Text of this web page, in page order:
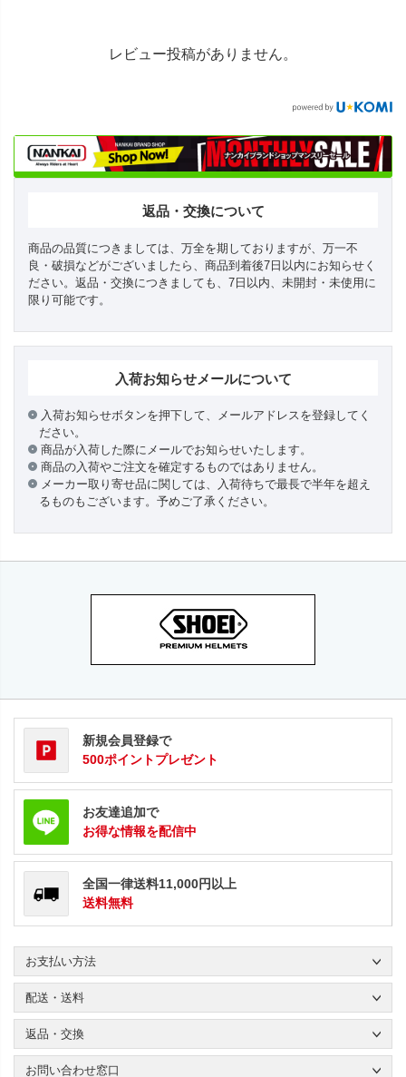
レビュー投稿がありません。
返品・交換について
商品の品質につきましては、万全を期しておりますが、万一不
良・破損などがございましたら、商品到着後7日以内にお知らせく
ださい。返品・交換につきましても、7日以内、未開封・未使用に
限り可能です。
入荷お知らせメールについて
入荷お知らせボタンを押下して、メールアドレスを登録してく
ださい。
商品が入荷した際にメールでお知らせいたします。
商品の入荷やご注文を確定するものではありません。
メーカー取り寄せ品に関しては、入荷待ちで最長で半年を超え
るものもございます。予めご了承ください。
新規会員登録で
500ポイントプレゼント
お友達追加で
お得な情報を配信中
全国一律送料11,000円以上
送料無料
お支払い方法
配送・送料
返品・交換
お問い合わせ窓口